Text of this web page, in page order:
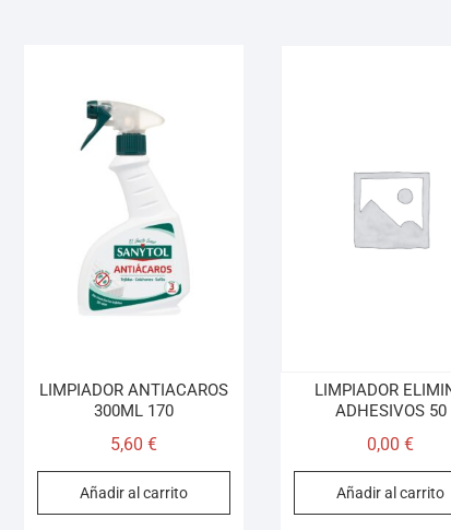
LIMPIADOR ANTIACAROS
300ML 170
5,60 €
Añadir al carrito
LIMPIADOR
ADHESIVOS 50
0,00€
Añadir al carrito